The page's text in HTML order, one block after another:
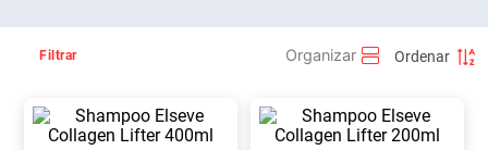
Filtrar
3º
º Fralda G